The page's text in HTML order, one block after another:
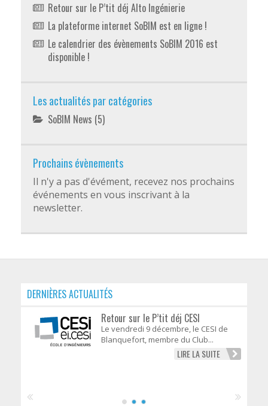
Retour sur le P’tit déj Alto Ingénierie
La plateforme internet SoBIM est en ligne !
Le calendrier des évènements SoBIM 2016 est
disponible !
Les actualités par catégories
SoBIM News (5)
Prochains évènements
Il n'y a pas d'évément, recevez nos prochains
événements en vous inscrivant à la
newsletter.
DERNIÈRES ACTUALITÉS
Retour sur le P’tit déj CESI
Le vendredi 9 décembre, le CESI de
Blanquefort, membre du Club...
LIRE LA SUITE